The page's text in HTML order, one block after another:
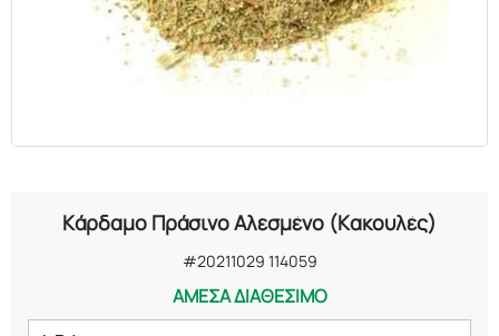
ΚΑΛΛΥΝΤΙΚΑ
Κάρδαμο Πράσινο Αλεσμένο (Κακουλές)
#20211029 114059
ΑΜΕΣΑ ΔΙΑΘΕΣΙΜΟ